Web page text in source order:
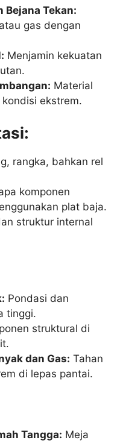
Bejana Tekan:
gas dengan
Menjamin kekuatan
Material
ekstrem.
rangka, bahkan rel
komponen
plat baja.
struktur internal
Pondasi dan
tinggi.
struktural di
dan Gas: Tahan
di lepas pantai.
Tangga: Meja